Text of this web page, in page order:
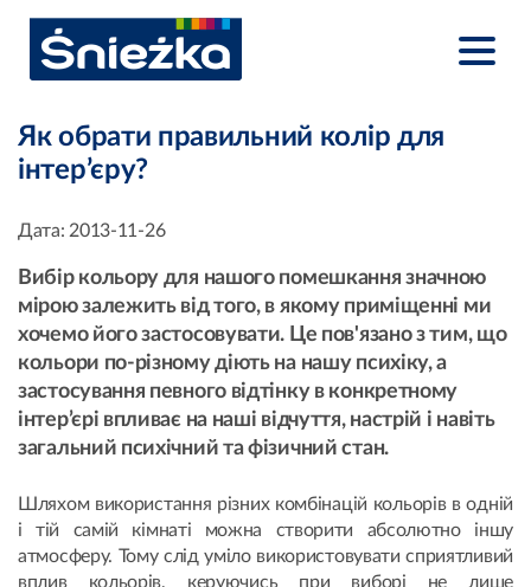
Як обрати правильний колір для
інтер’єру?
Дата: 2013-11-26
Вибір кольору для нашого помешкання значною
мірою залежить від того, в якому приміщенні ми
хочемо його застосовувати. Це пов'язано з тим, що
кольори по-різному діють на нашу психіку, а
застосування певного відтінку в конкретному
інтер’єрі впливає на наші відчуття, настрій і навіть
загальний психічний та фізичний стан.
Шляхом використання різних комбінацій кольорів в одній
і тій самій кімнаті можна створити абсолютно іншу
атмосферу. Тому слід уміло використовувати сприятливий
вплив кольорів, керуючись при виборі не лише